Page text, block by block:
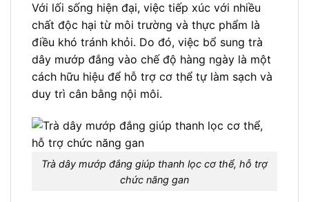
Với lối sống hiện đại, việc tiếp xúc với nhiều
chất độc hại từ môi trường và thực phẩm là
điều khó tránh khỏi. Do đó, việc bổ sung trà
dây mướp đắng vào chế độ hàng ngày là một
cách hữu hiệu để hỗ trợ cơ thể tự làm sạch và
duy trì cân bằng nội môi.
Trà dây mướp đắng giúp thanh lọc cơ thể, hỗ trợ
chức năng gan